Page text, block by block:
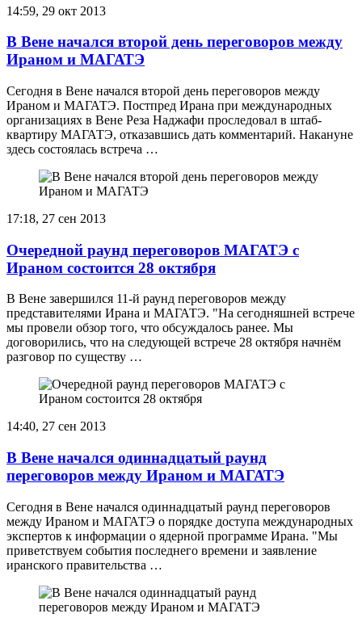
14:59, 29 окт 2013
В Вене начался второй день переговоров между
Ираном и МАГАТЭ
Сегодня в Вене начался второй день переговоров между
Ираном и МАГАТЭ. Постпред Ирана при международных
организациях в Вене Реза Наджафи проследовал в штаб-
квартиру МАГАТЭ, отказавшись дать комментарий. Накануне
здесь состоялась встреча …
17:18, 27 сен 2013
Очередной раунд переговоров МАГАТЭ с
Ираном состоится 28 октября
В Вене завершился 11-й раунд переговоров между
представителями Ирана и МАГАТЭ. "На сегодняшней встрече
мы провели обзор того, что обсуждалось ранее. Мы
договорились, что на следующей встрече 28 октября начнём
разговор по существу …
14:40, 27 сен 2013
В Вене начался одиннадцатый раунд
переговоров между Ираном и МАГАТЭ
Сегодня в Вене начался одиннадцатый раунд переговоров
между Ираном и МАГАТЭ о порядке доступа международных
экспертов к информации о ядерной программе Ирана. "Мы
приветствуем события последнего времени и заявление
иранского правительства …